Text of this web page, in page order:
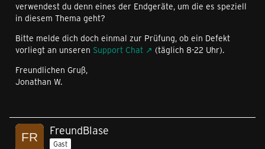
verwendest du denn eines der Endgeräte, um die es speziell
in diesem Thema geht?
Bitte melde dich doch einmal zur Prüfung, ob ein Defekt
vorliegt an unseren Support Chat
(täglich 8-22 Uhr).
Freundlichen Gruß,
Jonathan W.
FreundBlase
Gast